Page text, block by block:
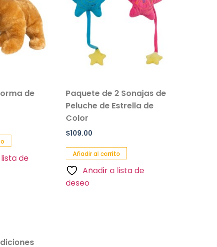
de
de
Paquete de 2 Sonajas de
Peluche de Estrella de
Color
$109.00
Añadir al carrito
Añadir a lista de
deseo